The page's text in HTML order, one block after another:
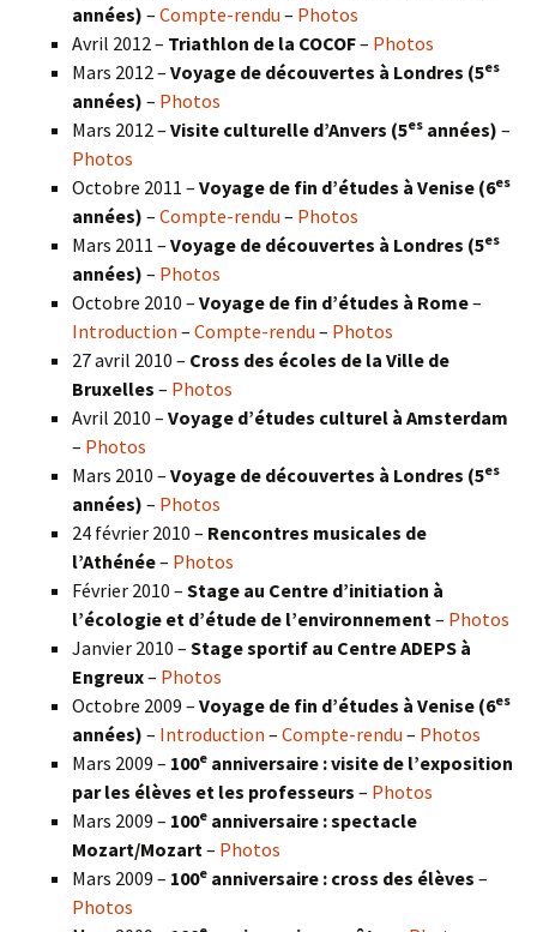
années) – Compte-rendu – Photos
Avril 2012 – Triathlon de la COCOF– Photos
Mars 2012 – Voyage de découvertes à Londres (5es
années) – Photos
Mars 2012 – Visite culturelle d’Anvers (5es années) –
Photos
Octobre 2011 – Voyage de fin d’études à Venise (6es
années) – Compte-rendu – Photos
Mars 2011 – Voyage de découvertes à Londres (5es
années) – Photos
Octobre 2010 – Voyage de fin d’études à Rome–
Introduction – Compte-rendu – Photos
27 avril 2010 – Cross des écoles de la Ville de
Bruxelles – Photos
Avril 2010 – Voyage d’études culturel à Amsterdam
– Photos
Mars 2010 – Voyage de découvertes à Londres (5es
années) – Photos
24 février 2010 – Rencontres musicales de
l’Athénée– Photos
Février 2010 – Stage au Centre d’initiation à
l’écologie et d’étude de l’environnement– Photos
Janvier 2010 – Stage sportif au Centre ADEPS à
Engreux– Photos
Octobre 2009 – Voyage de fin d’études à Venise (6es
années) – Introduction – Compte-rendu – Photos
Mars 2009 – 100e anniversaire : visite de l’exposition
par les élèves et les professeurs – Photos
Mars 2009 – 100e anniversaire : spectacle
Mozart/Mozart– Photos
Mars 2009 – 100e anniversaire : cross des élèves –
Photos